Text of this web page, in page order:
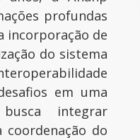
profundas
incorporação de
do sistema
em uma
integrar
do